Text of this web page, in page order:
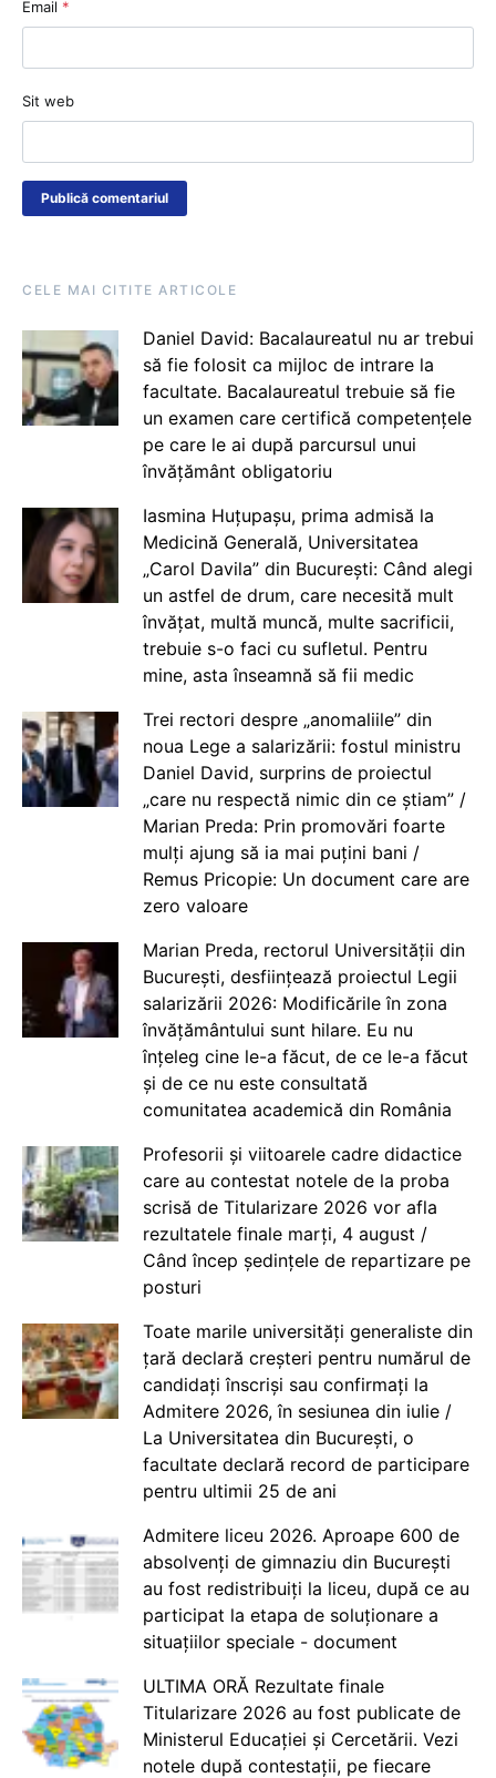
Email *
Sit web
CELE MAI CITITE ARTICOLE
Daniel David: Bacalaureatul nu ar trebui
să fie folosit ca mijloc de intrare la
facultate. Bacalaureatul trebuie să fie
un examen care certifică competențele
pe care le ai după parcursul unui
învățământ obligatoriu
Iasmina Huțupașu, prima admisă la
Medicină Generală, Universitatea
„Carol Davila” din București: Când alegi
un astfel de drum, care necesită mult
învățat, multă muncă, multe sacrificii,
trebuie s-o faci cu sufletul. Pentru
mine, asta înseamnă să fii medic
Trei rectori despre „anomaliile” din
noua Lege a salarizării: fostul ministru
Daniel David, surprins de proiectul
„care nu respectă nimic din ce știam” /
Marian Preda: Prin promovări foarte
mulți ajung să ia mai puțini bani /
Remus Pricopie: Un document care are
zero valoare
Marian Preda, rectorul Universității din
București, desființează proiectul Legii
salarizării 2026: Modificările în zona
învățământului sunt hilare. Eu nu
înțeleg cine le-a făcut, de ce le-a făcut
și de ce nu este consultată
comunitatea academică din România
Profesorii și viitoarele cadre didactice
care au contestat notele de la proba
scrisă de Titularizare 2026 vor afla
rezultatele finale marți, 4 august /
Când încep ședințele de repartizare pe
posturi
Toate marile universități generaliste din
țară declară creșteri pentru numărul de
candidați înscriși sau confirmați la
Admitere 2026, în sesiunea din iulie /
La Universitatea din București, o
facultate declară record de participare
pentru ultimii 25 de ani
Admitere liceu 2026. Aproape 600 de
absolvenți de gimnaziu din București
au fost redistribuiți la liceu, după ce au
participat la etapa de soluționare a
situațiilor speciale - document
ULTIMA ORĂ Rezultate finale
Titularizare 2026 au fost publicate de
Ministerul Educației și Cercetării. Vezi
notele după contestații, pe fiecare